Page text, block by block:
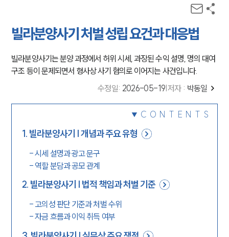
빌라분양사기 처벌 성립 요건과 대응법
빌라분양사기는 분양 과정에서 허위 시세, 과장된 수익 설명, 명의 대여
구조 등이 문제되면서 형사상 사기 혐의로 이어지는 사건입니다.
수정일: 2026-05-19 저자 : 박동일
CONTENTS
1. 빌라분양사기 | 개념과 주요 유형
-시세 설명과 광고 문구
-역할 분담과 공모 관계
2. 빌라분양사기 | 법적 책임과 처벌 기준
-고의성 판단 기준과 처벌 수위
-자금 흐름과 이익 취득 여부